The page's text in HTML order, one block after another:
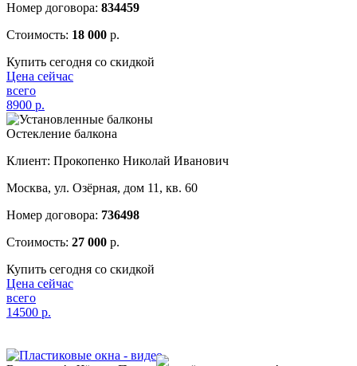
Номер договора: 834459
Стоимость: 18 000 р.
Купить сегодня со скидкой
Цена сейчас
всего
8900 р.
Остекление балкона
Клиент: Прокопенко Николай Иванович
Москва, ул. Озёрная, дом 11, кв. 60
Номер договора: 736498
Стоимость: 27 000 р.
Купить сегодня со скидкой
Цена сейчас
всего
14500 р.